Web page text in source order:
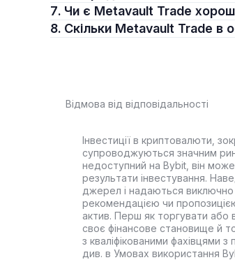
7. Чи є Metavault Trade
8. Скільки Metavault Trade в
Відмова від відповідальності
Інвестиції в криптовалюти,
супроводжуються значним
недоступний на Bybit, він
результати інвестування.
джерел і надаються виключно
рекомендацією чи
актив. Перш як торгувати або
своє фінансове становище й
з кваліфікованими фахівцями
див. в Умовах використання